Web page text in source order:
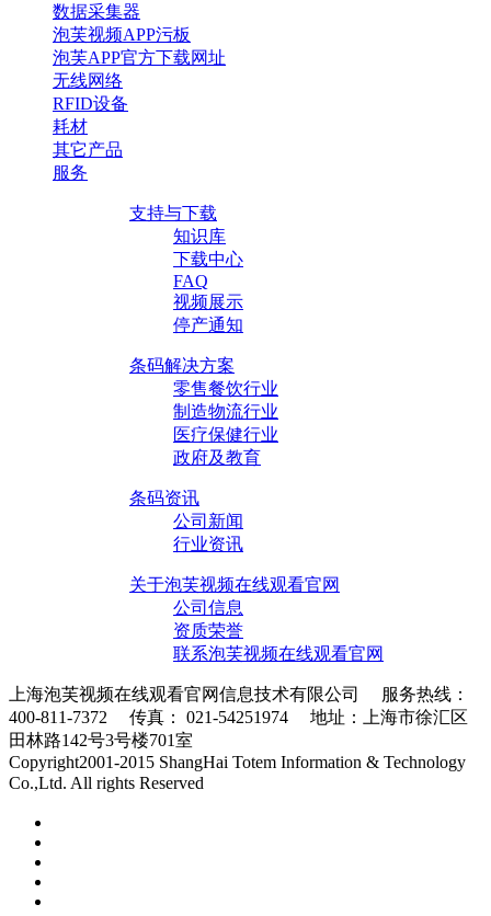
数据采集器
泡芙视频APP污板
泡芙APP官方下载网址
无线网络
RFID设备
耗材
其它产品
服务
支持与下载
知识库
下载中心
FAQ
视频展示
停产通知
条码解决方案
零售餐饮行业
制造物流行业
医疗保健行业
政府及教育
条码资讯
公司新闻
行业资讯
关于泡芙视频在线观看官网
公司信息
资质荣誉
联系泡芙视频在线观看官网
上海泡芙视频在线观看官网信息技术有限公司 服务热线：
400-811-7372 传真： 021-54251974 地址：上海市徐汇区
田林路142号3号楼701室
Copyright2001-2015 ShangHai Totem Information & Technology
Co.,Ltd. All rights Reserved